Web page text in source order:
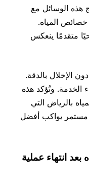
الوسائل مع
المياه.
ينعكس
بالدقة.
وتُؤكد هذه
التي
يواكب أفضل
عملية